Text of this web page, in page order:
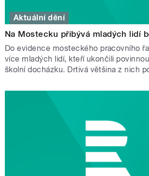
Aktuální dění
Na Mostecku přibývá mladých lidí
Do evidence mosteckého pracovního
více mladých lidí, kteří ukončili
školní docházku. Drtivá většina z nich